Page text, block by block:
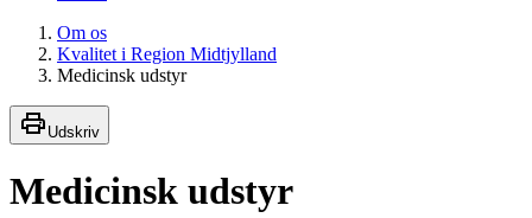
Om os
Kvalitet i Region Midtjylland
Medicinsk udstyr
Udskriv
Medicinsk udstyr